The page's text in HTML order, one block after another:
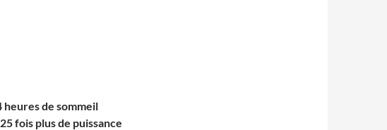
heures de sommeil
fois plus de puissance